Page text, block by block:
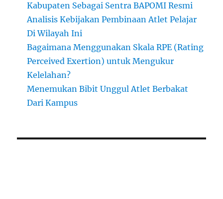
Kabupaten Sebagai Sentra BAPOMI Resmi
Analisis Kebijakan Pembinaan Atlet Pelajar
Di Wilayah Ini
Bagaimana Menggunakan Skala RPE (Rating
Perceived Exertion) untuk Mengukur
Kelelahan?
Menemukan Bibit Unggul Atlet Berbakat
Dari Kampus